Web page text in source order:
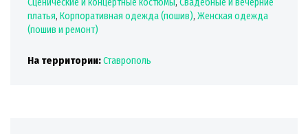
платья, Корпоративная одежда (пошив), Женская одежда
(пошив и ремонт)
На территории:Ставрополь